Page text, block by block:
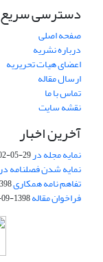
دسترسی سریع
صفحه اصلی
درباره نشریه
اعضای هیات تحریریه
ارسال مقاله
تماس با ما
نقشه سایت
آخرین اخبار
نمایه مجله در ISC05-29
نمایه شدن فصلنامه
تفاهم نامه همکاری09-16
فراخوان مقاله1398-09-09